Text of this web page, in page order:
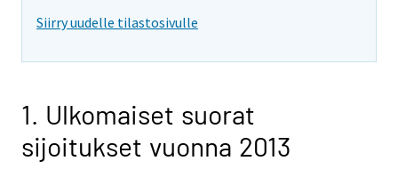
Siirry uudelle tilastosivulle
1. Ulkomaiset suorat
sijoitukset vuonna 2013